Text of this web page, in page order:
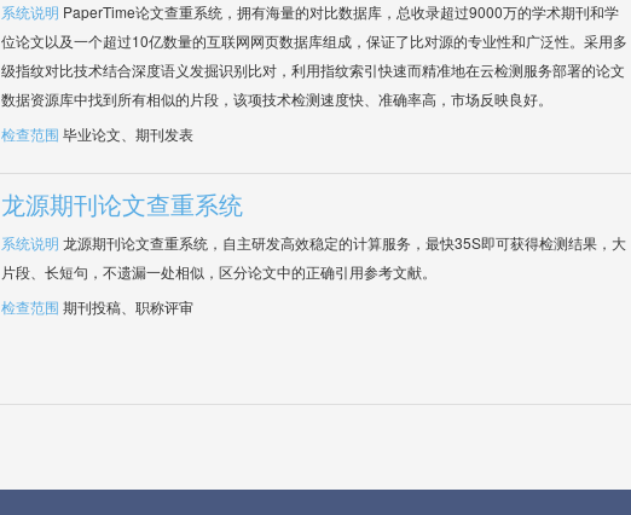
系统说明 PaperTime论文查重系统，拥有海量的对比数据库，总收录超过9000万的学术期刊和学
位论文以及一个超过10亿数量的互联网网页数据库组成，保证了比对源的专业性和广泛性。采用多
级指纹对比技术结合深度语义发掘识别比对，利用指纹索引快速而精准地在云检测服务部署的论文
数据资源库中找到所有相似的片段，该项技术检测速度快、准确率高，市场反映良好。
检查范围 毕业论文、期刊发表
龙源期刊论文查重系统
系统说明 龙源期刊论文查重系统，自主研发高效稳定的计算服务，最快35S即可获得检测结果，大
片段、长短句，不遗漏一处相似，区分论文中的正确引用参考文献。
检查范围 期刊投稿、职称评审